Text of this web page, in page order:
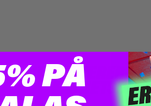
PRENUMERERA
PÅ